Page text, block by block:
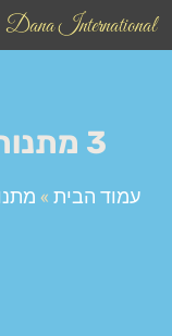
Dana International
3 מתנות לרגל חנוכת הבית
עמוד הבית »